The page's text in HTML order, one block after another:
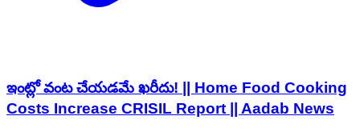
ఇంట్లో వంట చేయడమే ఖరీదు! || Home Food Cooking
Costs Increase CRISIL Report || Aadab News